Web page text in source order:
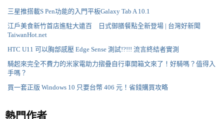
三星推搭載S Pen功能的入門平板Galaxy Tab A 10.1
江戶美食新竹首店進駐大遠百 日式御膳餐點全新登場 | 台灣好新聞
TaiwanHot.net
HTC U11 可以胸部感壓 Edge Sense 測試!?!!! 流言終結者實測
騎起來完全不費力的米家電助力摺疊自行車開箱文來了！好騎嗎？值得入
手嗎？
買一套正版 Windows 10 只要台幣 406 元！省錢購買攻略
熱門作者